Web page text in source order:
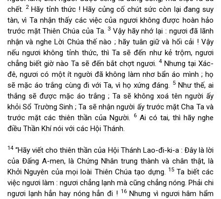
chết. 2Hãy tỉnh thức ! Hãy củng cố chút sức còn lại đang suy
tàn, vì Ta nhận thấy các việc của ngươi không được hoàn hảo
trước mặt Thiên Chúa của Ta. 3 Vậy hãy nhớ lại : ngươi đã lãnh
nhận và nghe Lời Chúa thế nào ; hãy tuân giữ và hối cải ! Vậy
nếu ngươi không tỉnh thức, thì Ta sẽ đến như kẻ trộm, ngươi
chẳng biết giờ nào Ta sẽ đến bắt chợt ngươi. 4 Nhưng tại Xác-
đê, ngươi có một ít người đã không làm nhơ bẩn áo mình ; họ
sẽ mặc áo trắng cùng đi với Ta, vì họ xứng đáng.
5Như thế, ai
thắng sẽ được mặc áo trắng ; Ta sẽ không xoá tên người ấy
khỏi Sổ Trường Sinh ; Ta sẽ nhận người ấy trước mặt Cha Ta và
trước mặt các thiên thần của Người.
6Ai có tai, thì hãy nghe
điều Thần Khí nói với các Hội Thánh.
14 “Hãy viết cho thiên thần của Hội Thánh Lao-đi-ki-a : Đây là lời
của Đấng A-men, là Chứng Nhân trung thành và chân thật, là
Khởi Nguyên của mọi loài Thiên Chúa tạo dựng. 15 Ta biết các
việc ngươi làm : ngươi chẳng lạnh mà cũng chẳng nóng. Phải chi
ngươi lạnh hẳn hay nóng hẳn đi ! 16Nhưng vì ngươi hâm hẩm